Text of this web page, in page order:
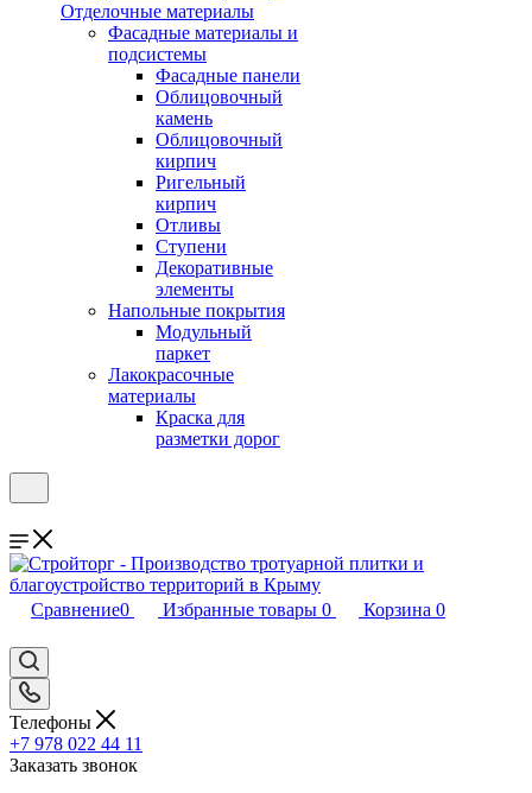
Отделочные материалы
Фасадные материалы и
подсистемы
Фасадные панели
Облицовочный
камень
Облицовочный
кирпич
Ригельный
кирпич
Отливы
Ступени
Декоративные
элементы
Напольные покрытия
Модульный
паркет
Лакокрасочные
материалы
Краска для
разметки дорог
Сравнение0 Избранные товары 0 Корзина 0
Телефоны
+7 978 022 44 11
Заказать звонок